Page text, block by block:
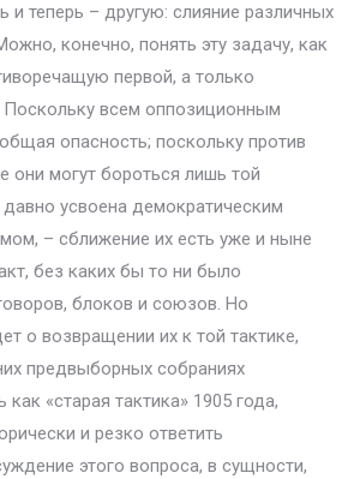
и теперь – другую: слияние различных
конечно, понять эту задачу, как
первой, а только
всем оппозиционным
опасность; поскольку против
они могут бороться лишь той
давно усвоена демократическим
– сближение их есть уже и ныне
без каких бы то ни было
блоков и союзов. Но
о возвращении их к той тактике,
предвыборных собраниях
как «старая тактика» 1905 года,
и резко ответить
этого вопроса, в сущности,